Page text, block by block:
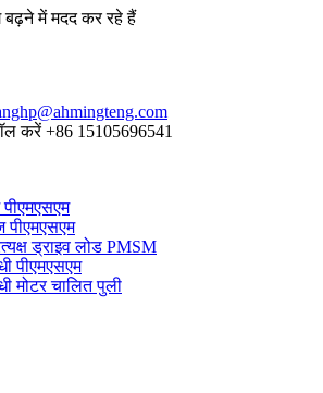
बढ़ने में मदद कर रहे हैं
करें +86 15105696541
पीएमएसएम
ड्राइव लोड PMSM
पीएमएसएम
मोटर चालित पुली